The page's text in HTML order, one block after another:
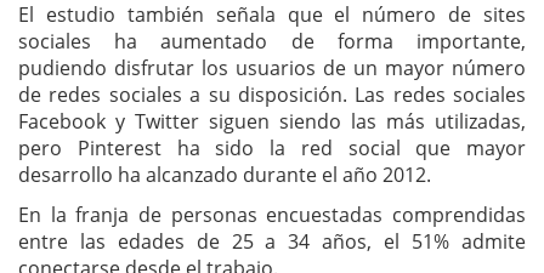
El estudio también señala que el número de sites
sociales ha aumentado de forma importante,
pudiendo disfrutar los usuarios de un mayor número
de redes sociales a su disposición. Las redes sociales
Facebook y Twitter siguen siendo las más utilizadas,
pero Pinterest ha sido la red social que mayor
desarrollo ha alcanzado durante el año 2012.
En la franja de personas encuestadas comprendidas
entre las edades de 25 a 34 años, el 51% admite